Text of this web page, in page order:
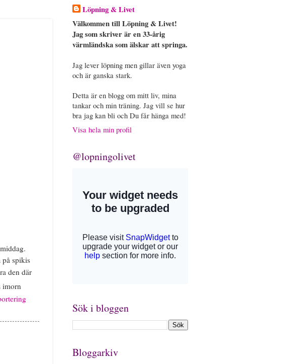
på spikis
den där
imorn
Löpning & Livet
Välkommen till Löpning & Livet!
Jag som skriver är en 33-årig
värmländska som älskar att springa.
Jag lever löpning men gillar även yoga
och är ganska stark.
Detta är en blogg om mitt liv, mina
tankar och min träning. Jag vill se hur
bra jag kan bli och Du får hänga med!
Visa hela min profil
@lopningolivet
Sök i bloggen
Bloggarkiv